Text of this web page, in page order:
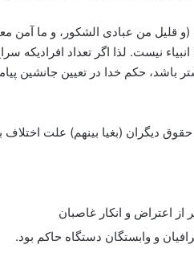
(و قلیل من عبادی الشکور، و ما آمن
نیست. لذا اگر تعداد افرادیکه
باشد، حکم خدا در تعیین جانشین
دیگران (بغیا بینهم) علت اختلاف
اعتراض و انکار غاصبان
و وابستگان دستگاه حاکم بود.